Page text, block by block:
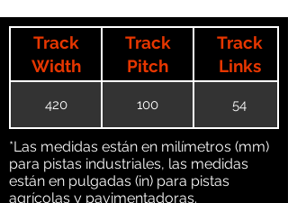
Track
Width
Track
Pitch
Track
Links
420 100 54
*Las medidas están en milímetros (mm)
para pistas industriales, las medidas
están en pulgadas (in) para pistas
agrícolas y pavimentadoras.